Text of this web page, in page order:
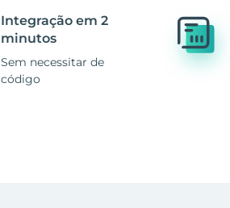
Integração em 2
minutos
Sem necessitar de
código